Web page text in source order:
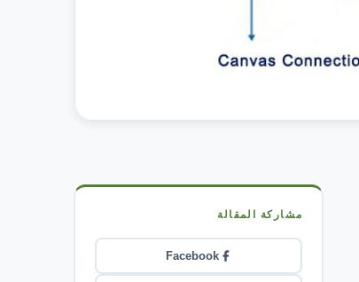
مشاركة المقالة
Facebook